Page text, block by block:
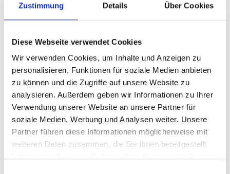
Zustimmung Details Über Cookies
Diese Webseite verwendet Cookies
Wir verwenden Cookies, um Inhalte und Anzeigen zu
personalisieren, Funktionen für soziale Medien anbieten
zu können und die Zugriffe auf unsere Website zu
analysieren. Außerdem geben wir Informationen zu Ihrer
Verwendung unserer Website an unsere Partner für
soziale Medien, Werbung und Analysen weiter. Unsere
Partner führen diese Informationen möglicherweise mit
weiteren Daten zusammen, die Sie ihnen bereitgestellt
Vorherige
Publikationen zum Projekt